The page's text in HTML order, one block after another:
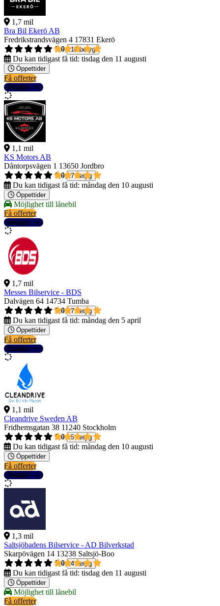
1,7 mil
Bra Bil Ekerö AB
Fredrikstrandsvägen 4 17831 Ekerö
5,0
10 betyg
Du kan tidigast få tid: tisdag den 11 augusti
Öppettider
Få offerter
Detaljer
1,1 mil
KS Motors AB
Dåntorpsvägen 1 13650 Jordbro
5,0
7 betyg
Du kan tidigast få tid: måndag den 10 augusti
Öppettider
Möjlighet till lånebil
Få offerter
Detaljer
1,7 mil
Messes Bilservice - BDS
Dalvägen 64 14734 Tumba
5,0
7 betyg
Du kan tidigast få tid: måndag den 5 april
Öppettider
Få offerter
Detaljer
1,1 mil
Cleandrive Sweden AB
Fridhemsgatan 38 11240 Stockholm
5,0
5 betyg
Du kan tidigast få tid: måndag den 10 augusti
Öppettider
Få offerter
Detaljer
1,3 mil
Saltsjöbadens Bilservice - AD Bilverkstad
Skarpövägen 14 13238 Saltsjö-Boo
5,0
4 betyg
Du kan tidigast få tid: tisdag den 11 augusti
Öppettider
Möjlighet till lånebil
Få offerter